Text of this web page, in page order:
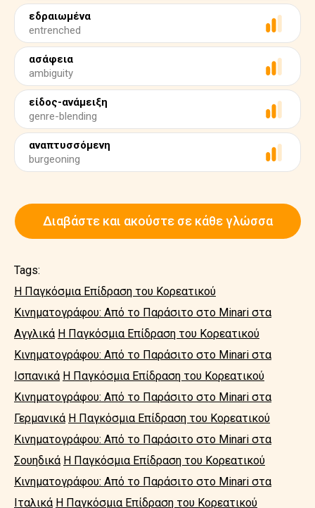
εδραιωμένα
entrenched
ασάφεια
ambiguity
είδος-ανάμειξη
genre-blending
αναπτυσσόμενη
burgeoning
Διαβάστε και ακούστε σε κάθε γλώσσα
Tags:
Η Παγκόσμια Επίδραση του Κορεατικού
Κινηματογράφου: Από το Παράσιτο στο Minari στα
Αγγλικά Η Παγκόσμια Επίδραση του Κορεατικού
Κινηματογράφου: Από το Παράσιτο στο Minari στα
Ισπανικά Η Παγκόσμια Επίδραση του Κορεατικού
Κινηματογράφου: Από το Παράσιτο στο Minari στα
Γερμανικά Η Παγκόσμια Επίδραση του Κορεατικού
Κινηματογράφου: Από το Παράσιτο στο Minari στα
Σουηδικά Η Παγκόσμια Επίδραση του Κορεατικού
Κινηματογράφου: Από το Παράσιτο στο Minari στα
Ιταλικά Η Παγκόσμια Επίδραση του Κορεατικού